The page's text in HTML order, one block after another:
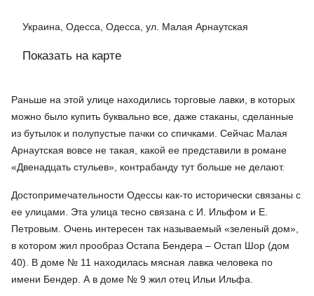
Украина, Одесса, Одесса, ул. Малая Арнаутская
Показать на карте
Раньше на этой улице находились торговые лавки, в которых
можно было купить буквально все, даже стаканы, сделанные
из бутылок и полупустые пачки со спичками. Сейчас Малая
Арнаутская вовсе не такая, какой ее представили в романе
«Двенадцать стульев», контрабанду тут больше не делают.
Достопримечательности Одессы как-то исторически связаны с
ее улицами. Эта улица тесно связана с И. Ильфом и Е.
Петровым. Очень интересен так называемый «зеленый дом»,
в котором жил прообраз Остапа Бендера – Остап Шор (дом
40). В доме № 11 находилась мясная лавка человека по
имени Бендер. А в доме № 9 жил отец Ильи Ильфа.